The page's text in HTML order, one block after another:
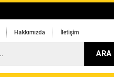
Hakkımızda İletişim
ARA